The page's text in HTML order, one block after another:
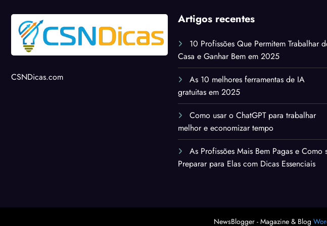
Artigos recentes
10 Profissões Que Permitem Trabalhar de
Casa e Ganhar Bem em 2025
As 10 melhores ferramentas de IA
gratuitas em 2025
Como usar o ChatGPT para trabalhar
melhor e economizar tempo
Preparar para Elas com Dicas Essenciais